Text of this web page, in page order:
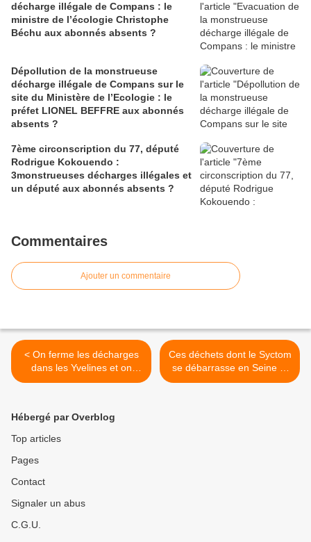
décharge illégale de Compans : le
ministre de l’écologie Christophe
Béchu aux abonnés absents ?
Dépollution de la monstrueuse
décharge illégale de Compans sur le
site du Ministère de l’Ecologie : le
préfet LIONEL BEFFRE aux abonnés
absents ?
7ème circonscription du 77, député
Rodrigue Kokouendo :
3monstrueuses décharges illégales et
un député aux abonnés absents ?
Commentaires
Ajouter un commentaire
< On ferme les décharges
dans les Yvelines et on
envoie les déchets en Seine
Ces déchets dont le Syctom
se débarrasse en Seine et
Marne >
Hébergé par Overblog
Top articles
Pages
Contact
Signaler un abus
C.G.U.